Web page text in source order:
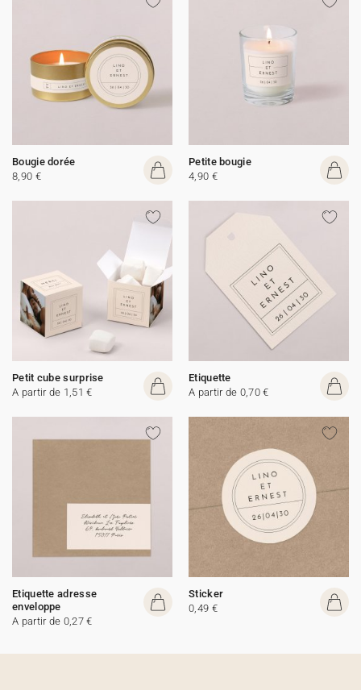
Bougie dorée
8,90 €
Petite bougie
4,90 €
Petit cube surprise
A partir de 1,51 €
Etiquette
A partir de 0,70 €
Etiquette adresse
enveloppe
A partir de 0,27 €
Sticker
0,49 €